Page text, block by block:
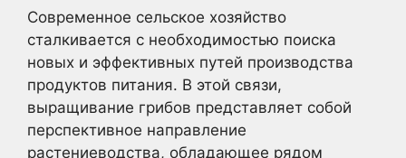
Современное сельское хозяйство
сталкивается с необходимостью поиска
новых и эффективных путей производства
продуктов питания. В этой связи,
выращивание грибов представляет собой
перспективное направление
растениеводства, обладающее рядом